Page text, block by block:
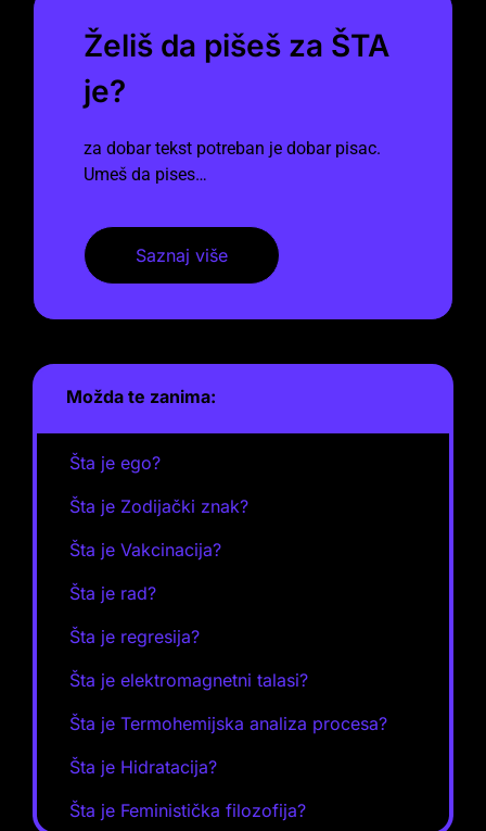
Želiš da pišeš za ŠTA
je?
za dobar tekst potreban je dobar pisac.
Umeš da pises…
Saznaj više
Možda te zanima:
Šta je ego?
Šta je Zodijački znak?
Šta je Vakcinacija?
Šta je rad?
Šta je regresija?
Šta je elektromagnetni talasi?
Šta je Termohemijska analiza procesa?
Šta je Hidratacija?
Šta je Feministička filozofija?